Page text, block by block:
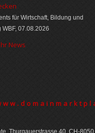
für Wirtschaft, Bildung und
WBF, 07.08.2026
News